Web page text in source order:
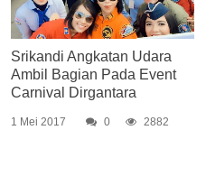
Srikandi Angkatan Udara
Ambil Bagian Pada Event
Carnival Dirgantara
1 Mei 2017 0 2882